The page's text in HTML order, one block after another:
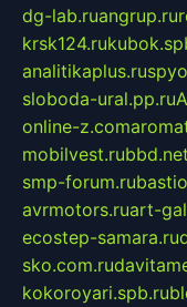
dg-lab.ruangrup.ru
krsk124.ru
analitikaplus.ru
sloboda-ural.pp.ru
online-z.com
mobilvest.ru
smp-forum.ru
avrmotors.ruart-
ecostep-samara.ru
sko.com.ru
kokoroyari.spb.ru